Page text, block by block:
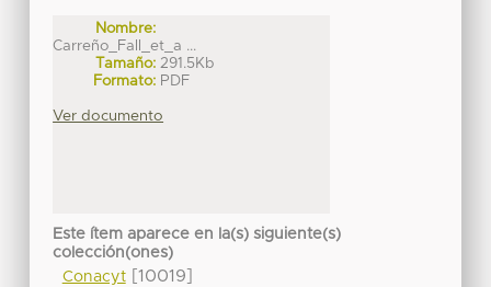
Nombre:
Carreño_Fall_et_a ...
Tamaño: 291.5Kb
Formato: PDF
Ver documento
Este ítem aparece en la(s) siguiente(s)
colección(ones)
Conacyt[10019]